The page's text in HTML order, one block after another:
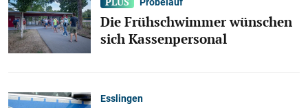
Die Frühschwimmer wünschen
sich Kassenpersonal
Esslingen